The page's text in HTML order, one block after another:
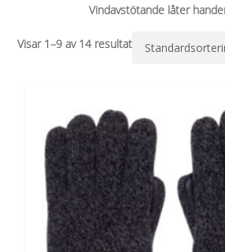
Vindavstötande låter
Visar 1–9 av 14 resultat